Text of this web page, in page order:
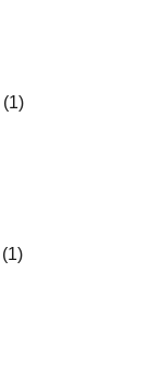
(1)
(1)